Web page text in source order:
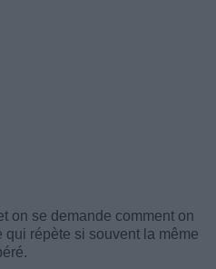
on se demande comment on
répète si souvent la même